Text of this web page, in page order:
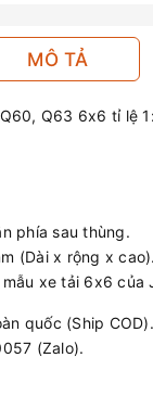
MÔ TẢ
Q63 6x6 tỉ lệ
phía sau thùng.
(Dài x rộng x cao).
xe tải 6x6 của
quốc (Ship COD).
(Zalo).